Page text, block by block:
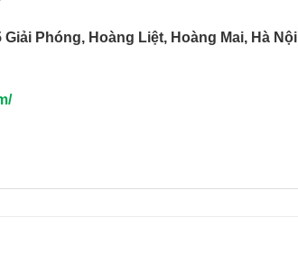
Phóng, Hoàng Liệt, Hoàng Mai, Hà Nội